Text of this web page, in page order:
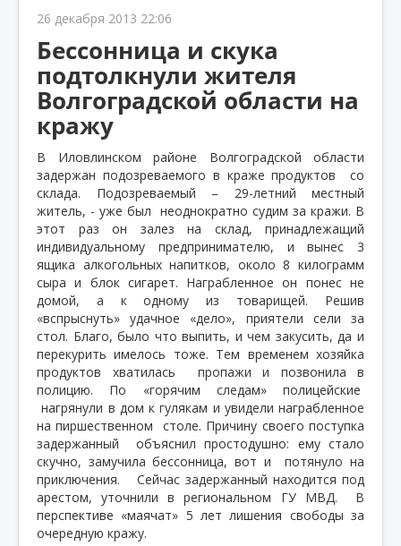
26 декабря 2013 22:06
Бессонница и скука
подтолкнули жителя
Волгоградской области на
кражу
В Иловлинском районе Волгоградской области
задержан подозреваемого в краже продуктов
со
склада. Подозреваемый – 29-летний местный
житель, - уже был неоднократно судим за кражи. В
этот раз он залез на склад, принадлежащий
индивидуальному предпринимателю, и вынес 3
ящика алкогольных напитков, около 8 килограмм
сыра и блок сигарет. Награбленное он понес не
домой, а к одному из товарищей. Решив
«вспрыснуть» удачное «дело», приятели сели за
стол. Благо, было что выпить, и чем закусить, да и
перекурить имелось тоже. Тем временем хозяйка
продуктов хватилась
пропажи и позвонила в
полицию. По «горячим следам» полицейские
нагрянули в дом к гулякам и увидели награбленное
на пиршественном
столе. Причину своего поступка
задержанный
объяснил простодушно: ему стало
скучно, замучила бессонница, вот и
потянуло на
приключения. Сейчас задержанный находится под
арестом, уточнили в региональном ГУМВД.
В
перспективе «маячат» 5 лет лишения свободы за
очередную кражу.